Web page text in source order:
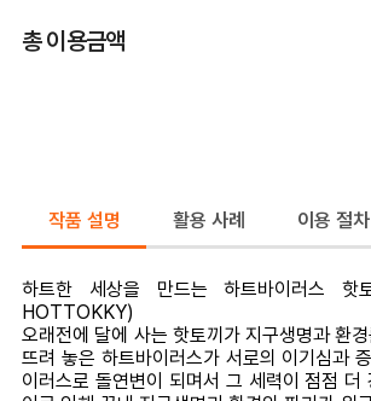
총 이용금액
작품 설명 활용 사례 이용 절차
하트한 세상을 만드는 하트바이러스
HOTTOKKY)
오래전에 달에 사는 핫토끼가 지구생명과 환
뜨려 놓은 하트바이러스가 서로의 이기심과
이러스로 돌연변이 되며서 그 세력이 점점 더